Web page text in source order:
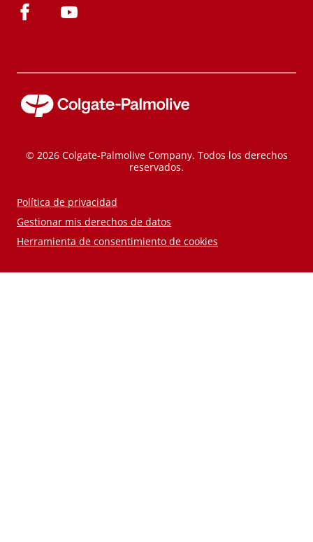
© 2026 Colgate-Palmolive Company. Todos los derechos
reservados.
Política de privacidad
Gestionar mis derechos de datos
Herramienta de consentimiento de cookies